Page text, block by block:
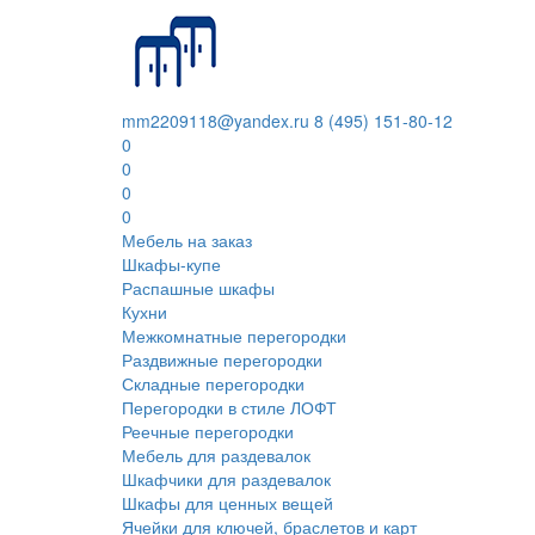
mm2209118@yandex.ru 8 (495) 151-80-12
0
0
0
0
Мебель на заказ
Шкафы-купе
Распашные шкафы
Кухни
Межкомнатные перегородки
Раздвижные перегородки
Складные перегородки
Перегородки в стиле ЛОФТ
Реечные перегородки
Мебель для раздевалок
Шкафчики для раздевалок
Шкафы для ценных вещей
Ячейки для ключей, браслетов и карт